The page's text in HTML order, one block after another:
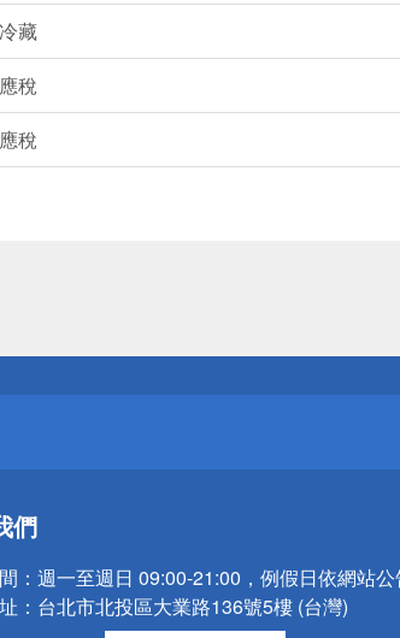
冷藏
應稅
應稅
們
： 週一至週日 09:00-21:00，例假日依網站
： 台北市北投區大業路136號5樓 (台灣)